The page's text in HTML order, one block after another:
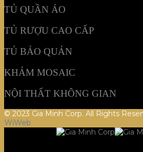
TỦ QUẦN ÁO
TỦ RƯỢU CAO CẤP
TỦ BẢO QUẢN
KHẢM MOSAIC
NỘI THẤT KHÔNG GIAN
© 2023 Gia Minh Corp. All Rights
WiWeb